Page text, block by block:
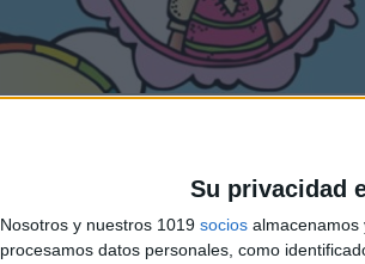
Su privacidad
Nosotros y nuestros 1019 socios almacenamos
procesamos datos personales, como